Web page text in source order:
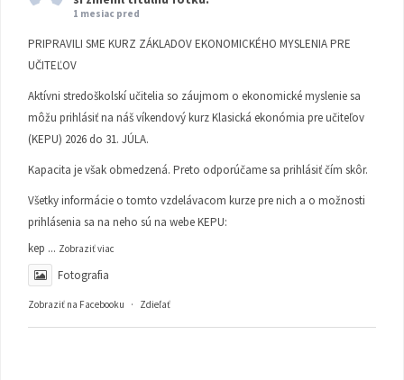
1 mesiac pred
PRIPRAVILI SME KURZ ZÁKLADOV EKONOMICKÉHO MYSLENIA PRE
UČITEĽOV
Aktívni stredoškolskí učitelia so záujmom o ekonomické myslenie sa
môžu prihlásiť na náš víkendový kurz Klasická ekonómia pre učiteľov
(KEPU) 2026 do 31. JÚLA.
Kapacita je však obmedzená. Preto odporúčame sa prihlásiť čím skôr.
Všetky informácie o tomto vzdelávacom kurze pre nich a o možnosti
prihlásenia sa na neho sú na webe KEPU:
kep ... Zobraziť viac
Fotografia
Zobraziť na Facebooku · Zdieľať